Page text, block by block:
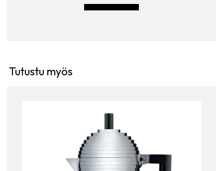
Tutustu myös